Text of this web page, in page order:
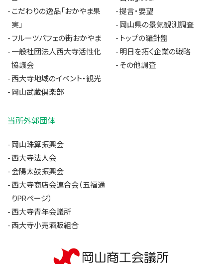
こだわりの逸品「おかやま果
実」
フルーツパフェの街おかやま
一般社団法人西大寺活性化
協議会
西大寺地域のイベント・観光
岡山武蔵倶楽部
提言・要望
岡山県の景気観測調査
トップの羅針盤
明日を拓く企業の戦略
その他調査
当所外郭団体
岡山珠算振興会
西大寺法人会
会陽太鼓振興会
西大寺商店会連合会（五福通
りPRページ）
西大寺青年会議所
西大寺小売酒販組合